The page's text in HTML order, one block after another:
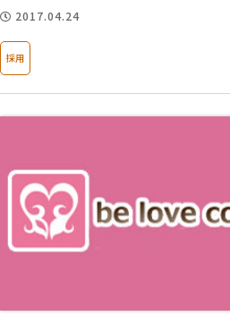
2017.04.24
採用